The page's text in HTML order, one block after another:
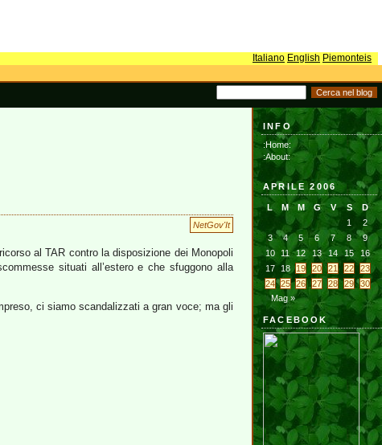
Italiano English Piemonteis
NetGov'It
al TAR contro la disposizione dei Monopoli
situati all’estero e che sfuggono alla
ci siamo scandalizzati a gran voce; ma gli
INFO
:Home:
:About:
APRILE 2006
L M M G V S
D
1
2
3
4 5 6 7 8
9
10
11 12 13 14 15
16
17
18 19 20 21 22
23
24
25 26 27 28 29
30
Mag »
FACEBOOK